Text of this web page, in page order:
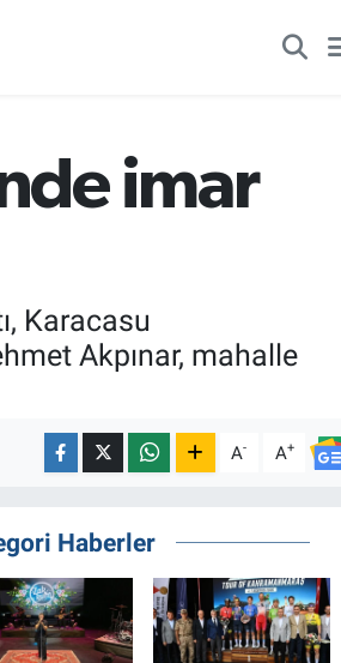
imar
Karacasu
Akpınar, mahalle
A- A+
Haberler